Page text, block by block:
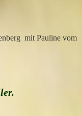
mit Pauline vom